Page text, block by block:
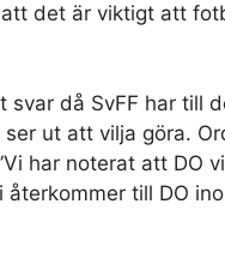
det är viktigt att
då SvFF har till
ut att vilja göra.
har noterat att DO
till DO